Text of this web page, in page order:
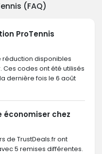
(FAQ)
ProTennis
réduction disponibles
Ces codes ont été utilisés
dernière fois le 6 août
économiser chez
de TrustDeals.fr ont
5 remises différentes.